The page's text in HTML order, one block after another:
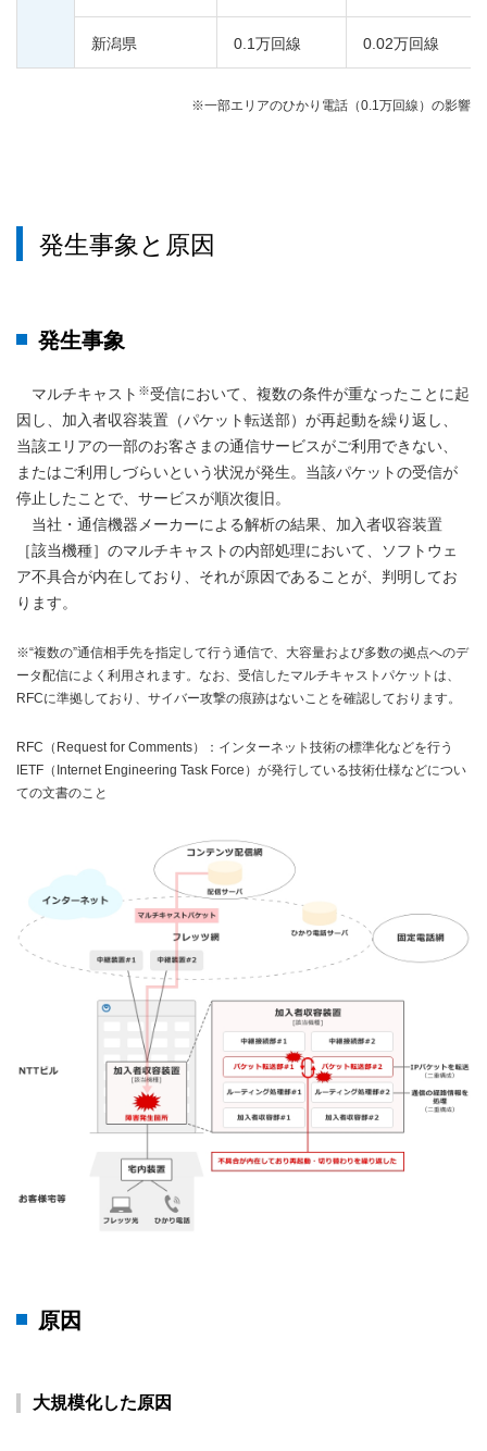
新潟県 0.1万回線 0.02万回線
※一部エリアのひかり電話（0.1万回線）の影響
発生事象と原因
発生事象
マルチキャスト ※受信において、複数の条件が重なったことに起
因し、加入者収容装置（パケット転送部）が再起動を繰り返し、
当該エリアの一部のお客さまの通信サービスがご利用できない、
またはご利用しづらいという状況が発生。当該パケットの受信が
停止したことで、サービスが順次復旧。
当社・通信機器メーカーによる解析の結果、加入者収容装置
［該当機種］のマルチキャストの内部処理において、ソフトウェ
ア不具合が内在しており、それが原因であることが、判明してお
ります。
※“複数の”通信相手先を指定して行う通信で、大容量および多数の拠点へのデ
ータ配信によく利用されます。なお、受信したマルチキャストパケットは、
RFCに準拠しており、サイバー攻撃の痕跡はないことを確認しております。
RFC（Request for Comments）：インターネット技術の標準化などを行う
IETF（Internet Engineering Task Force）が発行している技術仕様などについ
ての文書のこと
原因
大規模化した原因